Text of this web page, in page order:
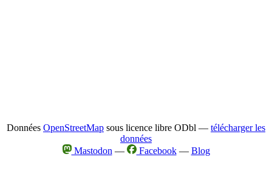
Données OpenStreetMap sous licence libre ODbl — télécharger les
données
Mastodon — Facebook— Blog